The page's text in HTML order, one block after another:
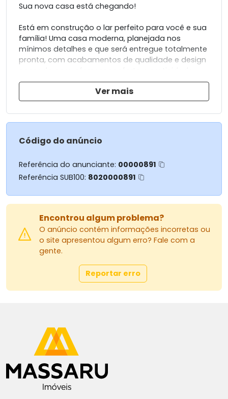
Sua nova casa está chegando!
Está em construção o lar perfeito para você e sua
família! Uma casa moderna, planejada nos
mínimos detalhes e que será entregue totalmente
pronta, com acabamentos de qualidade e design
Destaques do imóvel:
Ambientes integrados entre sala e cozinha,
criando amplitude e luminosidade.
Quartos amplos e aconchegantes.
Banheiros modernos com revestimentos de
primeira linha.
especiais.
Vaga de garagem para 2 veículos.
Localizado no Jardim Barcelona, com fácil acesso
Não perca a chance de garantir um imóvel novo,
moderno e pronto para morar!
Entre em contato e agende uma visita. Sua casa
dos sonhos já está sendo construída para você!
Ver mais
Código do anúncio
Referência do anunciante: 00000891
Referência SUB100: 8020000891
Encontrou algum problema?
O anúncio contém informações incorretas ou
o site apresentou algum erro? Fale com a
gente.
Reportar erro